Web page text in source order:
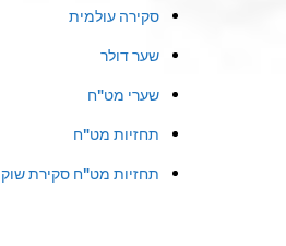
סקירה עולמית
שער דולר
שערי מט"ח
תחזיות מט"ח
תחזיות מט"ח סקירת שוק